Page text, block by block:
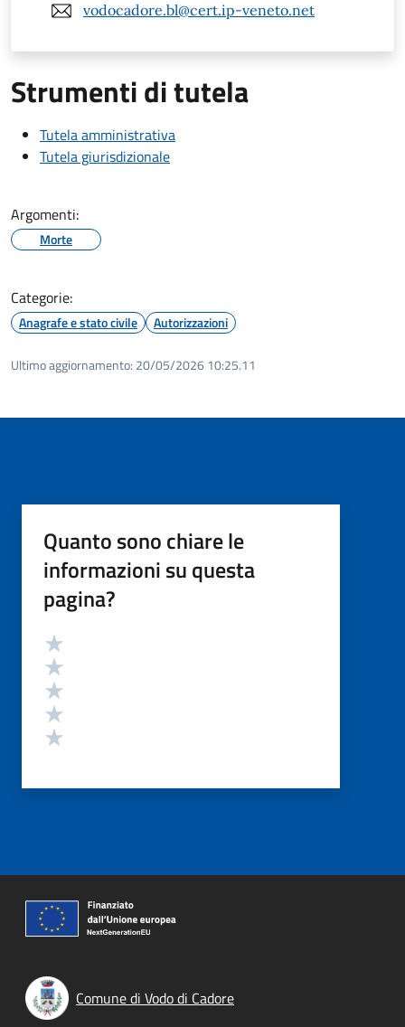
vodocadore.bl@cert.ip-veneto.net
Strumenti di tutela
Tutela amministrativa
Tutela giurisdizionale
Argomenti:
Morte
Categorie:
Anagrafe e stato civile Autorizzazioni
Ultimo aggiornamento: 20/05/2026 10:25.11
Quanto sono chiare le
informazioni su questa
pagina?
Valutazione
Comune di Vodo di Cadore